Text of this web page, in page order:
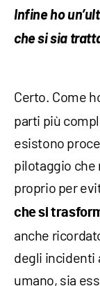
Infine ho
che si sia
Certo. Come
parti più
esistono
pilotaggio che
proprio per
che si
anche
degli incidenti
umano, sia